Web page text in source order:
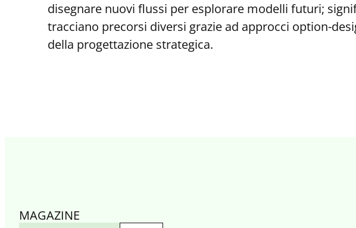
disegnare nuovi flussi per esplorare modelli futuri;
tracciano precorsi diversi grazie ad approcci option-
della progettazione strategica.
MAGAZINE